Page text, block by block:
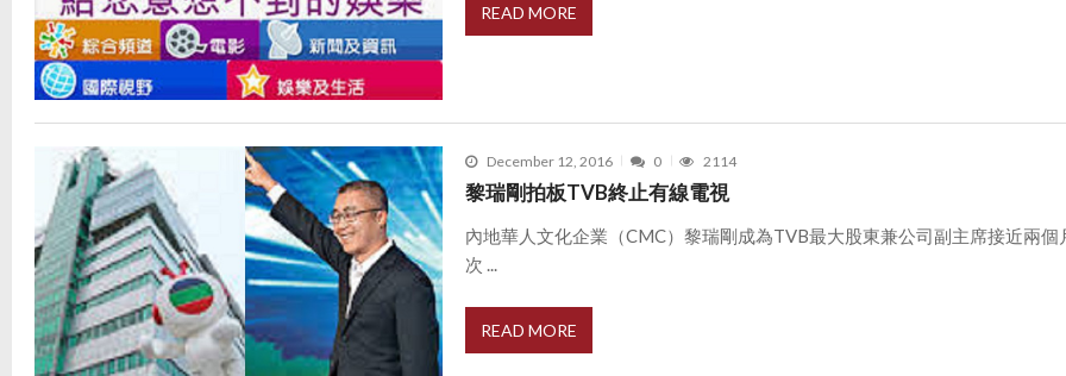
READ MORE
December 12, 2016 0 2114
黎瑞剛拍板TVB終止有線電視
內地華人文化企業（CMC）黎瑞剛成為TVB最大股東兼公司副主席接近兩個
次 ...
READ MORE